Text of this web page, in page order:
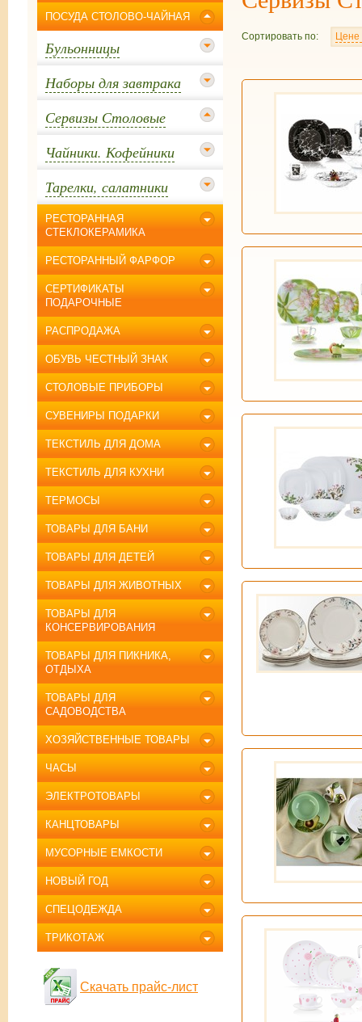
ПОСУДА СТОЛОВО-ЧАЙНАЯ
Бульонницы
Наборы для завтрака
Сервизы Столовые
Чайники. Кофейники
Тарелки, салатники
РЕСТОРАННАЯ
СТЕКЛОКЕРАМИКА
РЕСТОРАННЫЙ ФАРФОР
СЕРТИФИКАТЫ
ПОДАРОЧНЫЕ
РАСПРОДАЖА
ОБУВЬ ЧЕСТНЫЙ ЗНАК
СТОЛОВЫЕ ПРИБОРЫ
СУВЕНИРЫ ПОДАРКИ
ТЕКСТИЛЬ ДЛЯ ДОМА
ТЕКСТИЛЬ ДЛЯ КУХНИ
ТЕРМОСЫ
ТОВАРЫ ДЛЯ БАНИ
ТОВАРЫ ДЛЯ ДЕТЕЙ
ТОВАРЫ ДЛЯ ЖИВОТНЫХ
ТОВАРЫ ДЛЯ
КОНСЕРВИРОВАНИЯ
ТОВАРЫ ДЛЯ ПИКНИКА,
ОТДЫХА
ТОВАРЫ ДЛЯ
САДОВОДСТВА
ХОЗЯЙСТВЕННЫЕ ТОВАРЫ
ЧАСЫ
ЭЛЕКТРОТОВАРЫ
КАНЦТОВАРЫ
МУСОРНЫЕ ЕМКОСТИ
НОВЫЙ ГОД
СПЕЦОДЕЖДА
ТРИКОТАЖ
Скачать прайс-лист
Сортировать по: Цене